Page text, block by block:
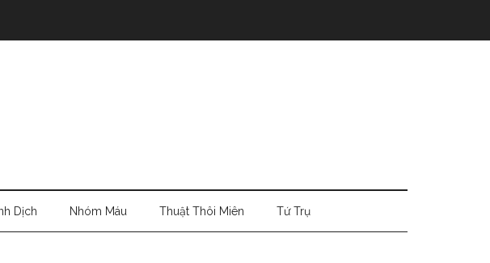
Dịch Nhóm Máu Thuật Thôi Miên Tứ Trụ